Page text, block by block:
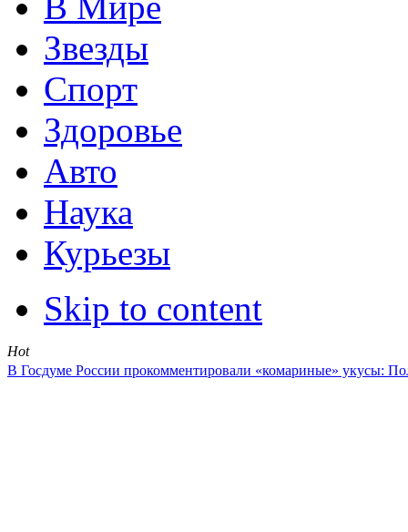
Звезды
Спорт
Здоровье
Авто
Наука
Курьезы
Skip to content
Hot
В Госдуме России прокомментировали «комариные» укусы: